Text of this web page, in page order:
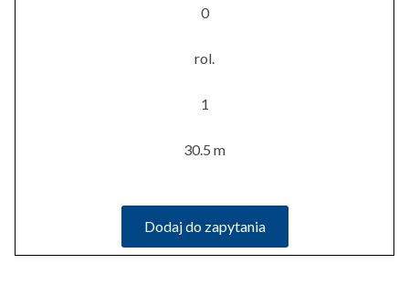
0
rol.
1
30.5 m
Dodaj do zapytania